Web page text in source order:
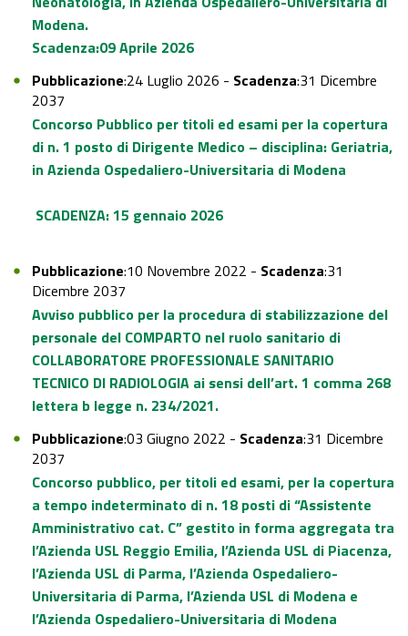
Modena.
Scadenza:09 Aprile 2026
Pubblicazione:24 Luglio 2026 - Scadenza:31 Dicembre
2037
Concorso Pubblico per titoli ed esami per la copertura
di n. 1 posto di Dirigente Medico – disciplina: Geriatria,
in Azienda Ospedaliero-Universitaria di Modena
SCADENZA: 15 gennaio 2026
Pubblicazione:10 Novembre 2022 - Scadenza:31
Dicembre 2037
Avviso pubblico per la procedura di stabilizzazione del
personale del COMPARTO nel ruolo sanitario di
COLLABORATORE PROFESSIONALE SANITARIO
TECNICO DI RADIOLOGIA ai sensi dell’art. 1 comma 268
lettera b legge n. 234/2021.
Pubblicazione:03 Giugno 2022 - Scadenza:31 Dicembre
2037
Concorso pubblico, per titoli ed esami, per la copertura
a tempo indeterminato di n. 18 posti di “Assistente
Amministrativo cat. C” gestito in forma aggregata tra
l’Azienda USL Reggio Emilia, l’Azienda USL di Piacenza,
l’Azienda USL di Parma, l’Azienda Ospedaliero-
Universitaria di Parma, l’Azienda USL di Modena e
l’Azienda Ospedaliero-Universitaria di Modena